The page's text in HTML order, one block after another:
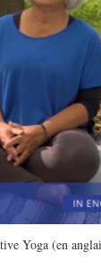
Yoga (en